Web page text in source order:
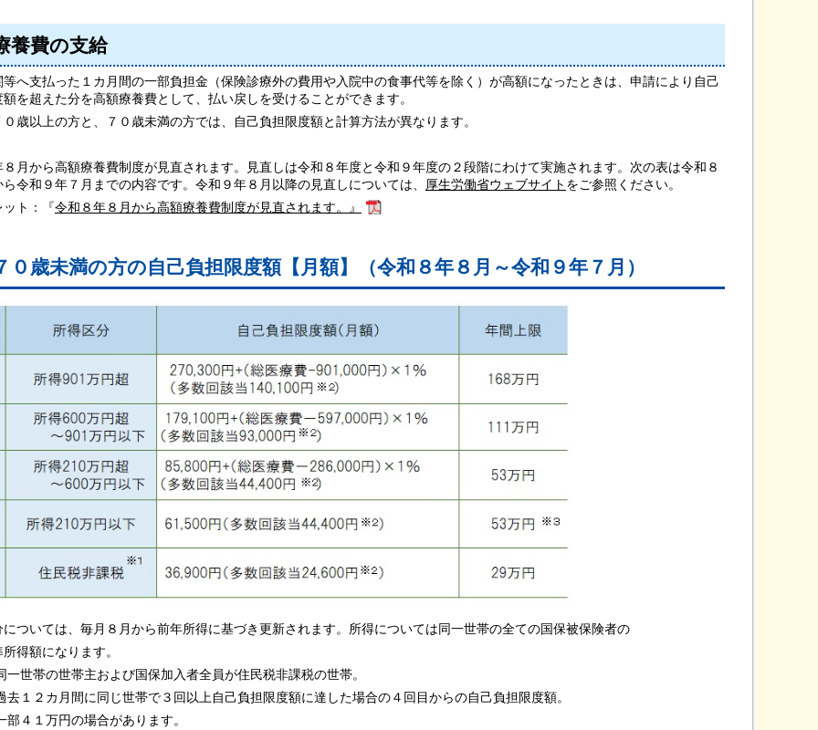
養費の支給
等へ支払った１カ月間の一部負担金（保険診療外の費用や入院中の食事代等を除く）が高額になったときは、申請により自己
を超えた分を高額療養費として、払い戻しを受けることができます。
０歳以上の方と、７０歳未満の方では、自己負担限度額と計算方法が異なります。
８月から高額療養費制度が見直されます。見直しは令和８年度と令和９年度の２段階にわけて実施されます。次の表は令和８
令和９年７月までの内容です。令和９年８月以降の見直しについては、 厚生労働省ウェブサイト をご参照ください。
ト：『令和８年８月から高額療養費制度が見直されます。』
０歳未満の方の自己負担限度額【月額】（令和８年８月～令和９年７月）
については、毎月８月から前年所得に基づき更新されます。所得については同一世帯の全ての国保被保険者の
得額になります。
帯の世帯主および国保加入者全員が住民税非課税の世帯。
２カ月間に同じ世帯で３回以上自己負担限度額に達した場合の４回目からの自己負担限度額。
４１万円の場合があります。